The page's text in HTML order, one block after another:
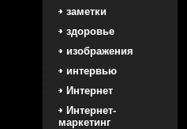
заметки
здоровье
изображения
интервью
Интернет
Интернет-
маркетинг